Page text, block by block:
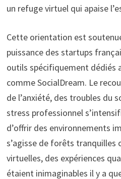
un refuge virtuel qui apaise
Cette orientation est
puissance des startups
outils spécifiquement dédiés
comme SocialDream. Le
de l’anxiété, des troubles du
stress professionnel
d’offrir des environnements
s’agisse de forêts tranquilles
virtuelles, des expériences
étaient inimaginables il y a